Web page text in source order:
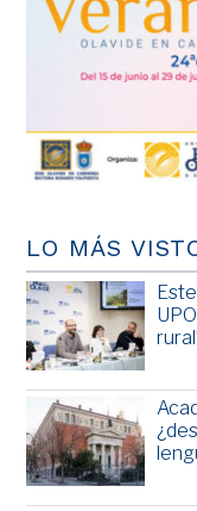
LO MÁS
rural’